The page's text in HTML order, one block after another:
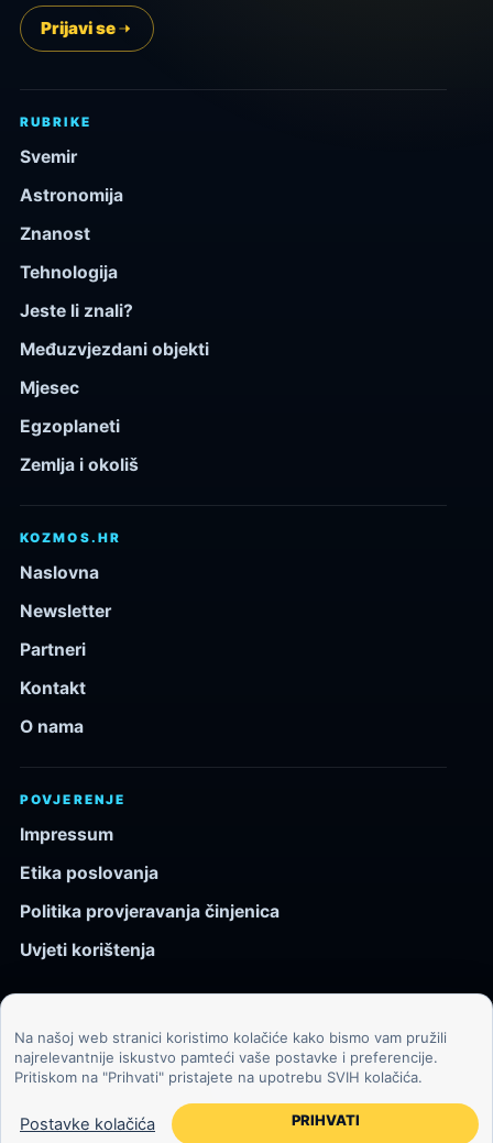
Prijavi se
RUBRIKE
Svemir
Astronomija
Znanost
Tehnologija
Jeste li znali?
Međuzvjezdani objekti
Mjesec
Egzoplaneti
Zemlja i okoliš
KOZMOS.HR
Naslovna
Newsletter
Partneri
Kontakt
O nama
POVJERENJE
Impressum
Etika poslovanja
Politika provjeravanja činjenica
Uvjeti korištenja
© 2026 Kozmos.hr. Sva prava pridržana.
Svemir, znanost, tehnologija i velike ideje za znatiželjne
čitatelje.
Na našoj web stranici koristimo kolačiće kako bismo vam pružili
najrelevantnije iskustvo pamteći vaše postavke i preferencije.
Pritiskom na "Prihvati" pristajete na upotrebu SVIH kolačića.
Postavke kolačića PRIHVATI